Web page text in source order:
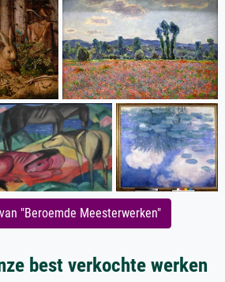
"Beroemde Meesterwerken"
best verkochte werken